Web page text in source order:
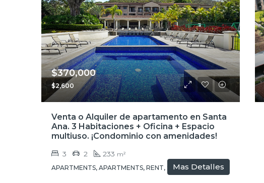
$370,000
$2,600
Venta o Alquiler de apartamento en Santa
Ana. 3 Habitaciones + Oficina + Espacio
multiuso. ¡Condominio con amenidades!
3 2 233 m²
APARTMENTS, APARTMENTS, RENT, SALEMas Detalles